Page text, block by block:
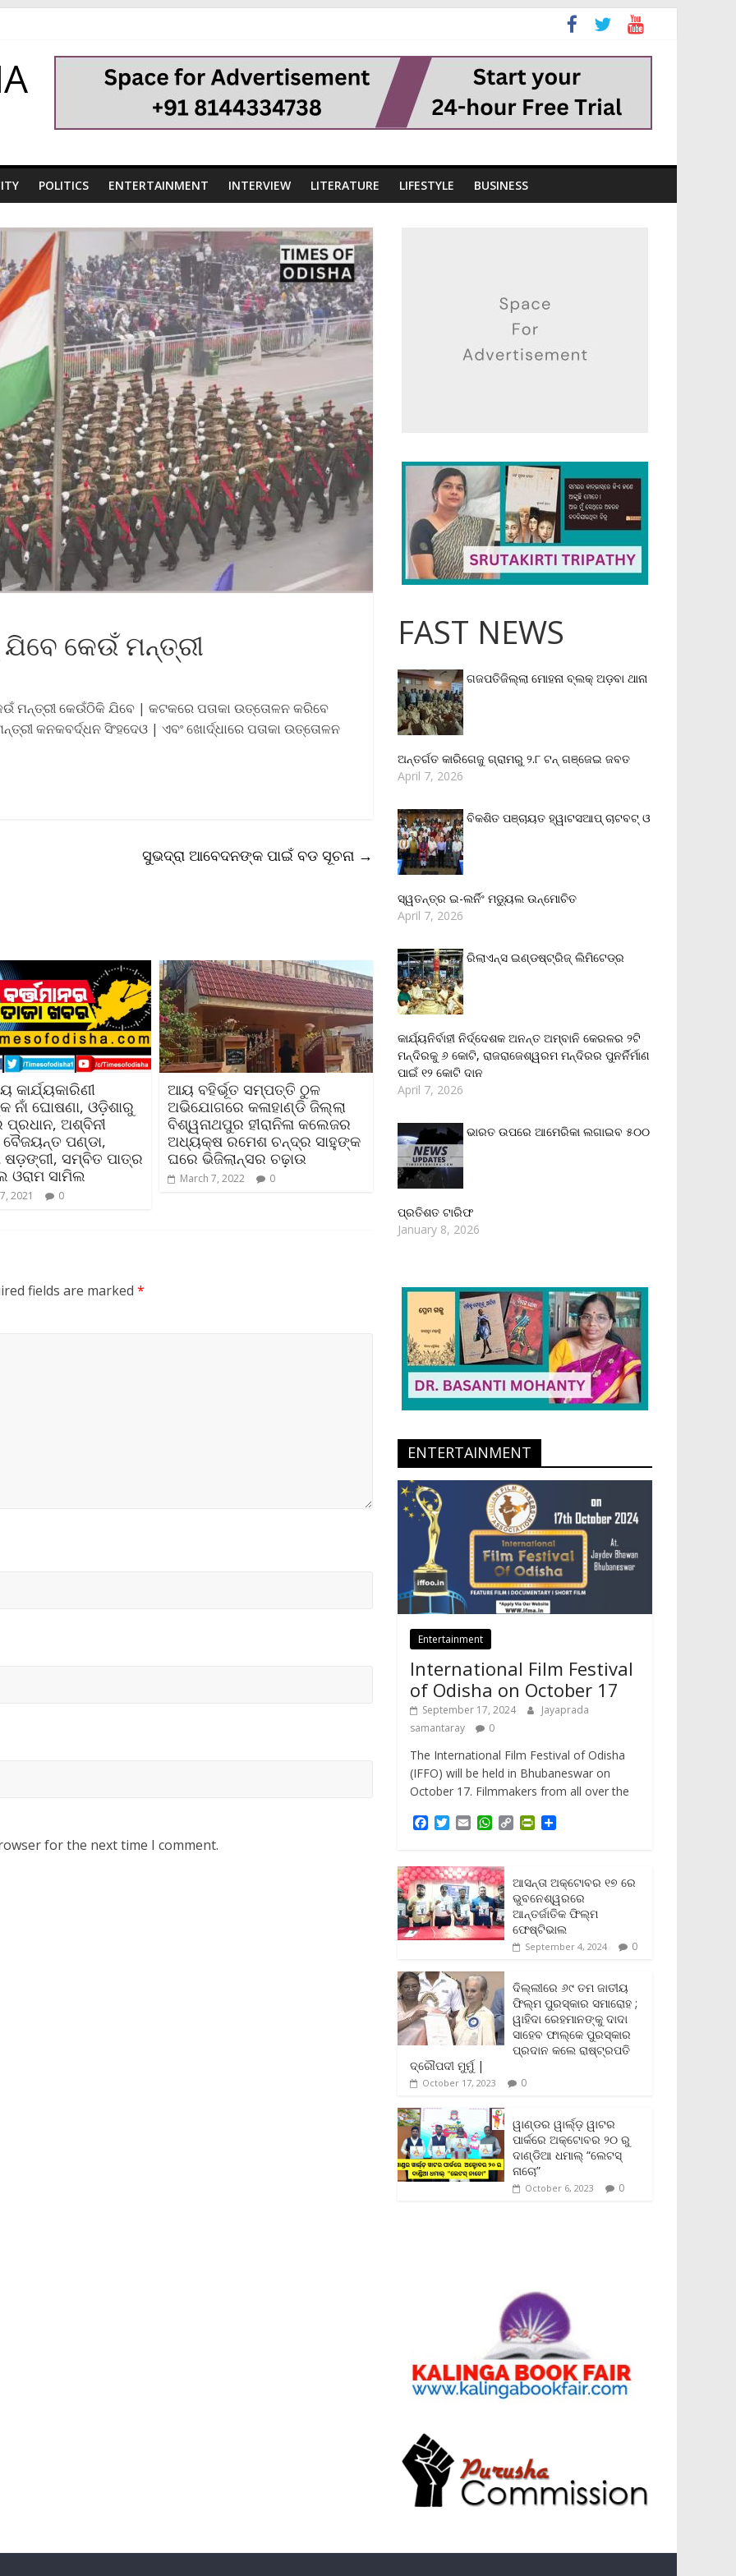
POLITICS ENTERTAINMENT INTERVIEW LITERATURE LIFESTYLE BUSINESS
କେଉଁ ମନ୍ତ୍ରୀ
ମନ୍ତ୍ରୀ କେଉଁଠିକି ଯିବେ | କଟକରେ ପତାକା ଉତ୍ତୋଳନ କରିବେ
କନକବର୍ଦ୍ଧନ ସିଂହଦେଓ | ଏବଂ ଖୋର୍ଦ୍ଧାରେ ପତାକା ଉତ୍ତୋଳନ
ସୁଭଦ୍ରା ଆବେଦନଙ୍କ ପାଇଁ ବଡ ସୂଚନା →
କାର୍ଯ୍ୟକାରିଣୀ
ନାଁ ଘୋଷଣା, ଓଡ଼ିଶାରୁ
ପ୍ରଧାନ, ଅଶ୍ବିନୀ
ପଣ୍ଡା,
ଷଡ଼ଙ୍ଗୀ, ସମ୍ବିତ ପାତ୍ର
ଓରାମ ସାମିଲ
2021 0
ଆୟ ବହିର୍ଭୂତ ସମ୍ପତ୍ତି ଠୁଳ
ଅଭିଯୋଗରେ କଳାହାଣ୍ଡି ଜିଲ୍ଲା
ବିଶ୍ୱନାଥପୁର ହୀରାନିଳା କଲେଜର
ଅଧ୍ୟକ୍ଷ ରମେଶ ଚନ୍ଦ୍ର ସାହୁଙ୍କ
ଘରେ ଭିଜିଲାନ୍ସର ଚଢ଼ାଉ
March 7, 2022 0
fields are marked *
for the next time I comment.
FAST NEWS
ଗଜପତିଜିଲ୍ଲା ମୋହନା ବ୍ଲକ୍‌ ଅଡ଼ବା ଥାନା
ଅନ୍ତର୍ଗତ କାରିଗେଜୁ ଗ୍ରାମରୁ ୨.୮ ଟନ୍ ଗଞ୍ଜେଇ ଜବତ
April 7, 2026
ବିକଶିତ ପଞ୍ଚାୟତ ହ୍ୱାଟସଆପ୍ ଚାଟବଟ୍ ଓ
ସ୍ୱତନ୍ତ୍ର ଇ-ଲର୍ନିଂ ମଡ୍ୟୁଲ ଉନ୍ମୋଚିତ
April 7, 2026
ରିଲାଏନ୍‌ସ ଇଣ୍ଡଷ୍ଟ୍ରିଜ୍ ଲିମିଟେଡ୍‌ର
କାର୍ଯ୍ୟନିର୍ବାହୀ ନିର୍ଦ୍ଦେଶକ ଅନନ୍ତ ଅମ୍ବାନି କେରଳର ୨ଟି
ମନ୍ଦିରକୁ ୬ କୋଟି, ରାଜରାଜେଶ୍ୱରମ ମନ୍ଦିରର ପୁନର୍ନିର୍ମାଣ
ପାଇଁ ୧୨ କୋଟି ଦାନ
April 7, 2026
ଭାରତ ଉପରେ ଆମେରିକା ଲଗାଇବ ୫୦୦
ପ୍ରତିଶତ ଟାରିଫ
January 8, 2026
ENTERTAINMENT
Entertainment
International Film Festival
of Odisha on October 17
September 17, 2024
Jayaprada
samantaray
0
The International Film Festival of Odisha
(IFFO) will be held in Bhubaneswar on
October 17. Filmmakers from all over the
e
b
o
o
k
T
t
t
e
r
E
i
l
W
t
s
A
p
p
C
L
i
n
k
P
t
F
r
i
e
n
l
y
e
ଆସନ୍ତା ଅକ୍ଟୋବର ୧୭ ରେ
ଭୁବନେଶ୍ୱରରେ
ଆନ୍ତର୍ଜାତିକ ଫିଲ୍ମ
ଫେଷ୍ଟିଭାଲ
September 4, 2024 0
ଦିଲ୍ଲୀରେ ୬୯ ତମ ଜାତୀୟ
ଫିଲ୍ମ ପୁରସ୍କାର ସମାରୋହ ;
ୱାହିଦା ରେହମାନଙ୍କୁ ଦାଦା
ସାହେବ ଫାଲ୍‌କେ ପୁରସ୍କାର
ପ୍ରଦାନ କଲେ ରାଷ୍ଟ୍ରପତି
ଦ୍ରୌପଦୀ ମୁର୍ମୁ |
October 17, 2023 0
ୱାଣ୍ଡର ୱାର୍ଲ୍‌ଡ଼ ୱାଟର
ପାର୍କରେ ଅକ୍ଟୋବର ୨୦ ରୁ
ଦାଣ୍ଡିଆ ଧମାଲ୍ “ଲେଟସ୍
ନାଚୋ”
October 6, 2023 0